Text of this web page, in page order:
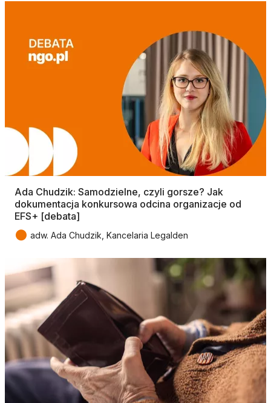
Ada Chudzik: Samodzielne, czyli gorsze? Jak
dokumentacja konkursowa odcina organizacje od
EFS+ [debata]
● adw. Ada Chudzik, Kancelaria Legalden